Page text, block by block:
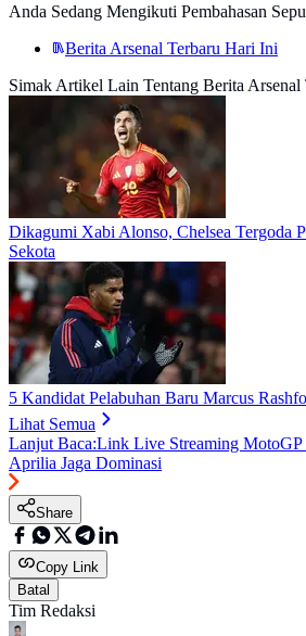
Anda Sedang Mengikuti Pembahasan
Berita Arsenal Terbaru Hari Ini
Simak Artikel Lain Tentang Berita
Dikagumi Xabi Alonso, Chelsea Tergoda
Sekota
5 Kandidat Pelabuhan Baru Marcus
Lihat Semua
Lanjut Baca:Link Live Streaming MotoGP
Aprilia Jaga Dominasi
Share
Copy Link
Batal
Tim Redaksi